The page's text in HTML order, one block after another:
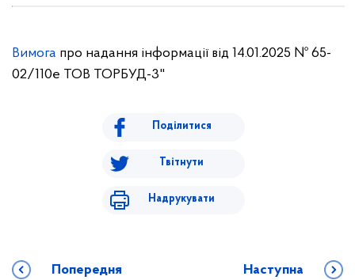
Вимога про надання інформації від 14.01.2025 № 65-
02/110е ТОВ ТОРБУД-3"
Поділитися
Твітнути
Надрукувати
Попередня Наступна